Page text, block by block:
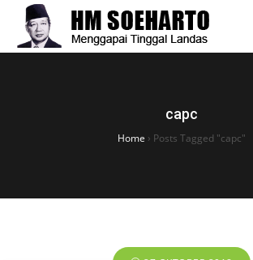
capc
Home › Posts Tagged "capc"